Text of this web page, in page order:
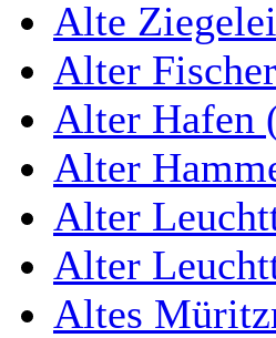
Alte
Alter
Alter Hafen
Alter
Alter
Alter
Altes